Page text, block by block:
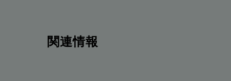
関連情報